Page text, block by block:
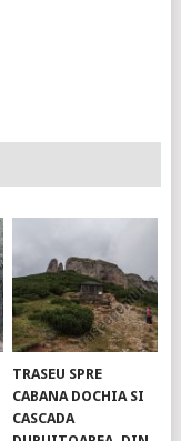
TRASEU SPRE
CABANA DOCHIA SI
CASCADA